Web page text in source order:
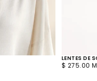
LENTES DE
PRECIO
$ 275.00